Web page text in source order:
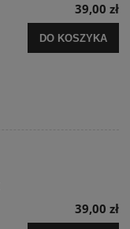
39,00 zł
DO KOSZYKA
39,00 zł